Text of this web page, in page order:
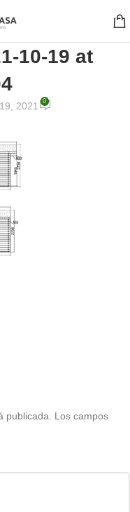
10-19 at
2021 0
publicada.
Los campos